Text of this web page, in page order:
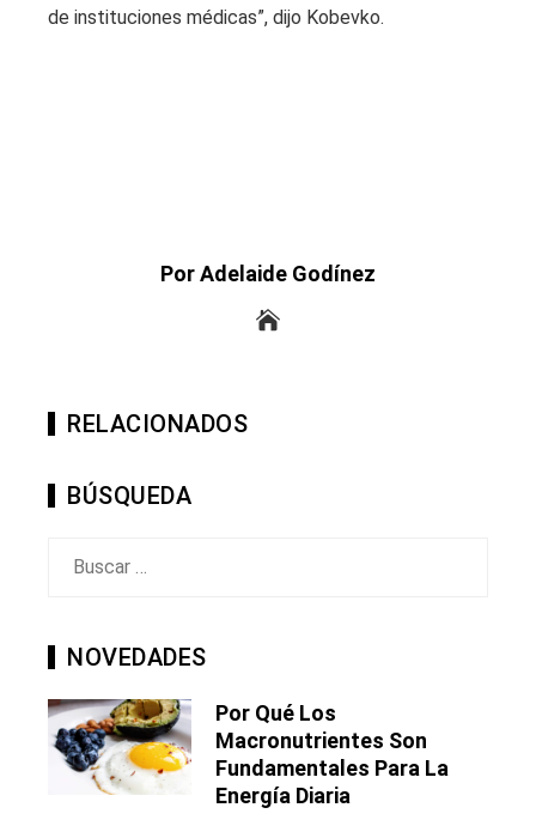
de instituciones médicas”, dijo Kobevko.
Por Adelaide Godínez
RELACIONADOS
BÚSQUEDA
NOVEDADES
Por Qué Los
Macronutrientes Son
Fundamentales Para La
Energía Diaria